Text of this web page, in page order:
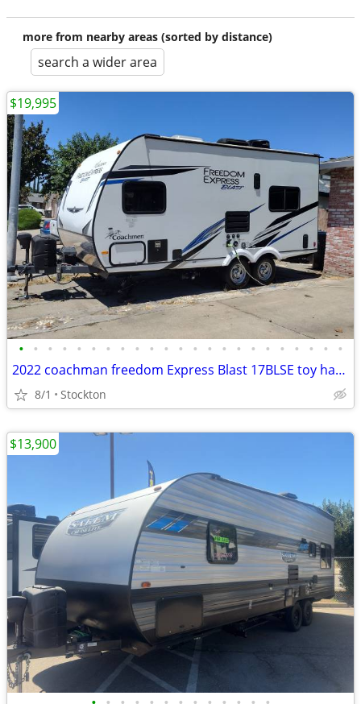
more from nearby areas (sorted by distance)
search a wider area
• • • • • • • • • • • • • • • • • • • • • • •
2022 coachman freedom Express Blast 17BLSE toy hauler excellent condition loaded
8/1 Stockton
$19,995
$13,900